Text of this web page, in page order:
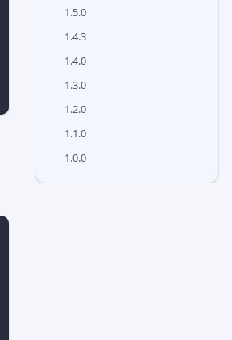
1.5.0
1.4.3
1.4.0
1.3.0
1.2.0
1.1.0
1.0.0